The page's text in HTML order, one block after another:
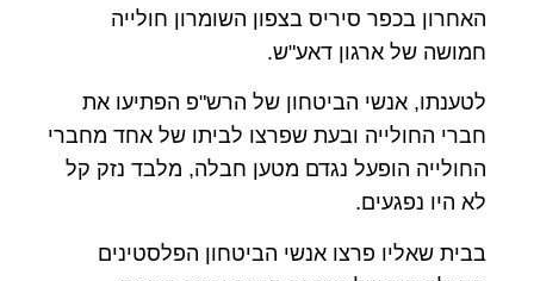
האחרון בכפר סיריס בצפון השומרון חולייה
חמושה של ארגון דאע"ש.
לטענתו, אנשי הביטחון של הרש"פ הפתיעו את
חברי החולייה ובעת שפרצו לביתו של אחד מחברי
החולייה הופעל נגדם מטען חבלה, מלבד נזק קל
לא היו נפגעים.
בבית שאליו פרצו אנשי הביטחון הפלסטינים